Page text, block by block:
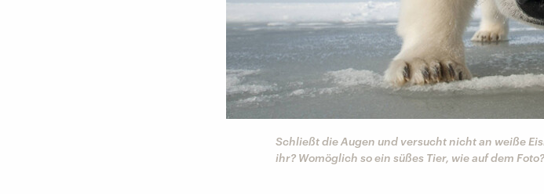
Schließt die Augen und versucht nicht an weiße
ihr? Womöglich so ein süßes Tier, wie auf dem Foto?